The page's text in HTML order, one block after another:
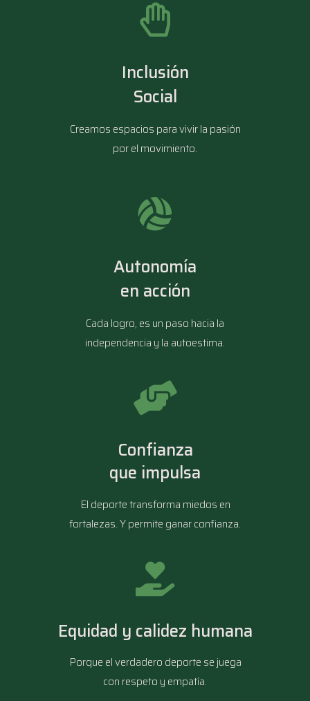
Inclusión
Social
Creamos espacios para vivir la pasión
por el movimiento.
Autonomía
en acción
Cada logro, es un paso hacia la
independencia y la autoestima.
Confianza
que impulsa
El deporte transforma miedos en
fortalezas. Y permite ganar confianza.
Equidad y calidez humana
Porque el verdadero deporte se juega
con respeto y empatía.